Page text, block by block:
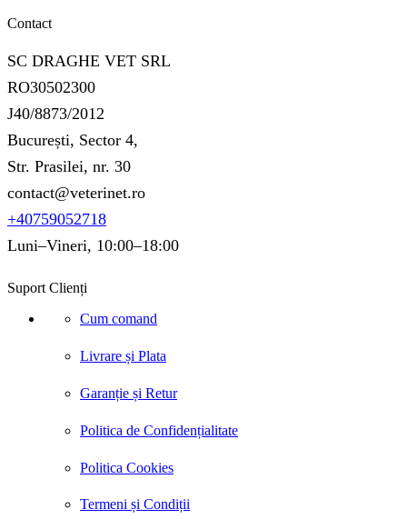
Contact
SC DRAGHE VET SRL
RO30502300
J40/8873/2012
București, Sector 4,
Str. Prasilei, nr. 30
contact@veterinet.ro
+40759052718
Luni–Vineri, 10:00–18:00
Suport Clienți
Cum comand
Livrare și Plata
Garanție și Retur
Politica de Confidențialitate
Politica Cookies
Termeni și Condiții